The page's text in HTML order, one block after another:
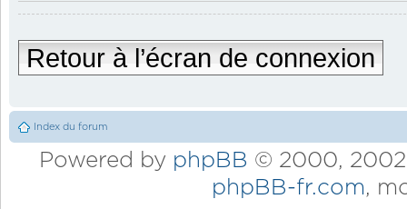
Retour à l’écran de connexion
Index du forum
Powered by phpBB © 2000,
phpBB-fr.com,